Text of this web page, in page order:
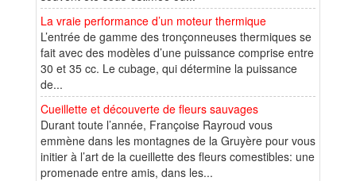
La vraie performance d’un moteur thermique
L’entrée de gamme des tronçonneuses thermiques se
fait avec des modèles d’une puissance comprise entre
30 et 35 cc. Le cubage, qui détermine la puissance
de...
Cueillette et découverte de fleurs sauvages
Durant toute l’année, Françoise Rayroud vous
emmène dans les montagnes de la Gruyère pour vous
initier à l’art de la cueillette des fleurs comestibles: une
promenade entre amis, dans les...